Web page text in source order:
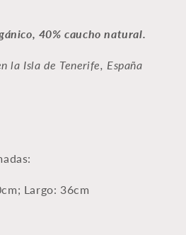
40% caucho natural.
la Isla de Tenerife, España
Largo: 36cm